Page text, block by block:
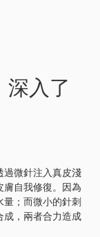
深入了
過微針注入真皮淺
膚自我修復。因為
；而微小的針刺
成，兩者合力造成